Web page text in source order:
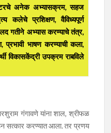
अनेक अभ्यासक्रम, सहज
कलेचे प्रशिक्षण, वैविध्यपूर्ण
गतीने अभ्यास करण्याचे तंत्र,
प्रभावी भाषण करण्याची कला,
विकासकेंद्री उपक्रम राबविले
गंगावणे यांना शाल, श्रीफळ
सत्कार करण्यात आला. तर प्रणय